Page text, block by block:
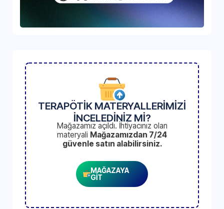
TERAPÖTİK MATERYALLERİMİZİ
İNCELEDİNİZ Mİ?
Mağazamız açıldı. İhtiyacınız olan
materyali Mağazamızdan 7/24
güvenle satın alabilirsiniz.
MAĞAZAYA
GİT